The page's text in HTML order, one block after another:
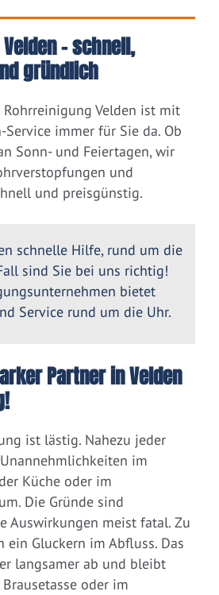
– schnell,
gründlich
Rohrreinigung Velden ist mit
immer für Sie da. Ob
Sonn- und Feiertagen, wir
und
und preisgünstig.
schnelle Hilfe, rund um die
sind Sie bei uns richtig!
bietet
Service rund um die Uhr.
Partner in Velden
ist lästig. Nahezu jeder
im
Küche oder im
Die Gründe sind
Auswirkungen meist fatal. Zu
ein Gluckern im Abfluss. Das
langsamer ab und bleibt
oder im